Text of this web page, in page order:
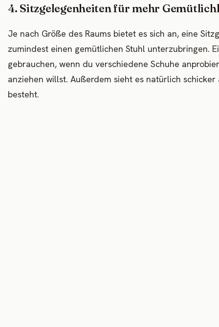
4. Sitzgelegenheiten für mehr
Je nach Größe des Raums bietet es sich an, eine
zumindest einen gemütlichen Stuhl unterzubringen.
gebrauchen, wenn du verschiedene Schuhe
anziehen willst. Außerdem sieht es natürlich
besteht.